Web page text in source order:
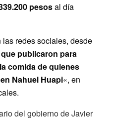
pesosal día
redes sociales, desde
publicaron para
comida de quienes
Nahuel Huapi«, en